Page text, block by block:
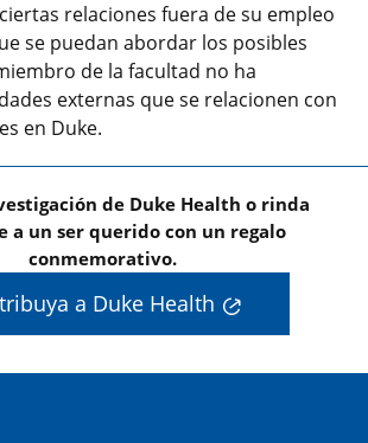
relaciones fuera de su empleo
se puedan abordar los posibles
de la facultad no ha
externas que se relacionen con
en Duke.
de Duke Health o rinda
a un ser querido con un regalo
conmemorativo.
a Duke Health